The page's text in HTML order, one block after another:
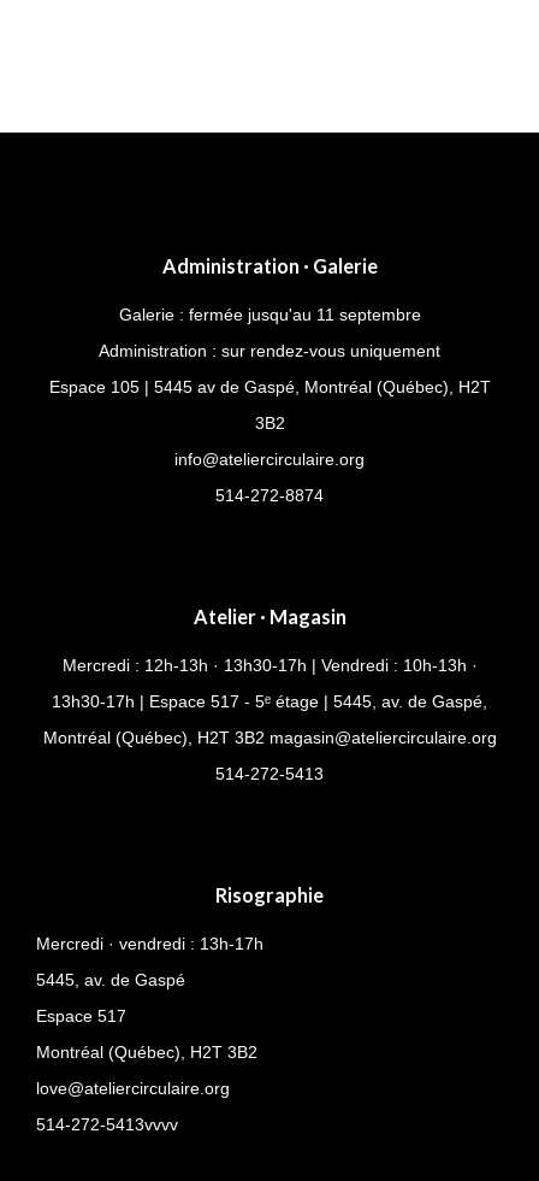
Administration · Galerie
Galerie : fermée jusqu'au 11 septembre
Administration : sur rendez-vous uniquement
Espace 105 | 5445 av de Gaspé, Montréal (Québec), H2T
3B2
info@ateliercirculaire.org
514-272-8874
Atelier · Magasin
Mercredi : 12h-13h · 13h30-17h | Vendredi : 10h-13h ·
13h30-17h | Espace 517 - 5ᵉ étage | 5445, av. de Gaspé,
Montréal (Québec), H2T 3B2 magasin@ateliercirculaire.org
514-272-5413
Risographie
Mercredi · vendredi : 13h-17h
5445, av. de Gaspé
Espace 517
Montréal (Québec), H2T 3B2
love@ateliercirculaire.org
514-272-5413vvvv